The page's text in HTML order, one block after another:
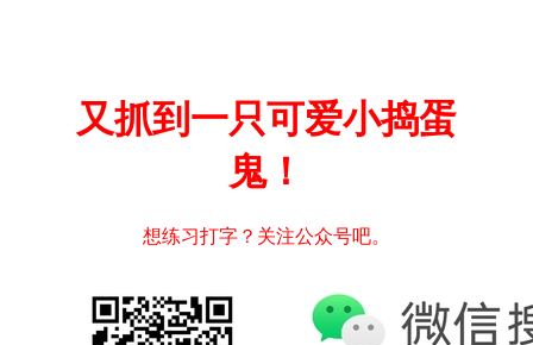
又抓到一只可爱小捣蛋
鬼！
想练习打字？关注公众号吧。